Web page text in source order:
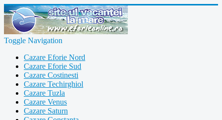
Toggle Navigation
Cazare Eforie Nord
Cazare Eforie Sud
Cazare Costinesti
Cazare Techirghiol
Cazare Tuzla
Cazare Venus
Cazare Saturn